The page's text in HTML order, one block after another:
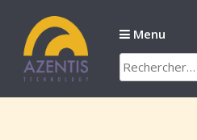
contenu
Menu
Rechercher :